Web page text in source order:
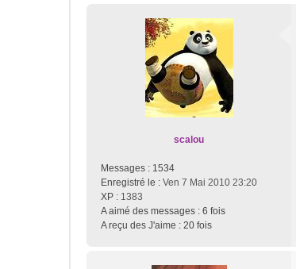
scalou
Messages : 1534
Enregistré le : Ven 7 Mai 2010 23:20
XP : 1383
A aimé des messages : 6 fois
A reçu des J'aime : 20 fois